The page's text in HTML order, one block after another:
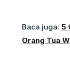
Baca juga: 5
Orang Tua